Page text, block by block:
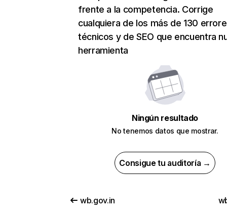
frente a la competencia. Corrige
cualquiera de los más de 130
técnicos y de SEO que encuentra
herramienta
Ningún resultado
No tenemos datos que mostrar.
Consigue tu auditoría →
wb.gov.in